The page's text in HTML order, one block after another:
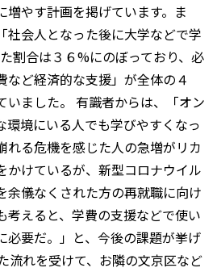
増やす計画を掲げています。ま
社会人となった後に大学などで学
割合は３６%にのぼっており、必
など経済的な支援」が全体の４
いました。 有識者からは、「オン
環境にいる人でも学びやすくなっ
れる危機を感じた人の急増がリカ
かけているが、新型コロナウイル
余儀なくされた方の再就職に向け
考えると、学費の支援などで使い
必要だ。」と、今後の課題が挙げ
流れを受けて、お隣の文京区など